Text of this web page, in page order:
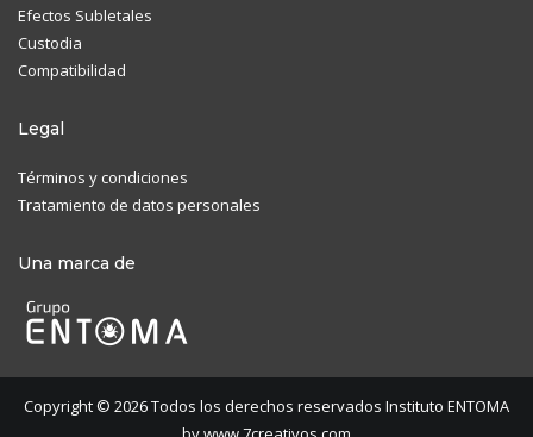
Efectos Subletales
Custodia
Compatibilidad
Legal
Términos y condiciones
Tratamiento de datos personales
Una marca de
Copyright © 2026 Todos los derechos reservados Instituto ENTOMA